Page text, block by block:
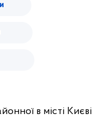
в місті Києві